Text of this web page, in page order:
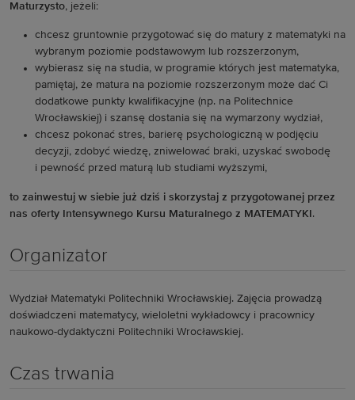
Maturzysto, jeżeli:
chcesz gruntownie przygotować się do matury z matematyki na
wybranym poziomie podstawowym lub rozszerzonym,
wybierasz się na studia, w programie których jest matematyka,
pamiętaj, że matura na poziomie rozszerzonym może dać Ci
dodatkowe punkty kwalifikacyjne (np. na Politechnice
Wrocławskiej) i szansę dostania się na wymarzony wydział,
chcesz pokonać stres, barierę psychologiczną w podjęciu
decyzji, zdobyć wiedzę, zniwelować braki, uzyskać swobodę
i pewność przed maturą lub studiami wyższymi,
to zainwestuj w siebie już dziś i skorzystaj z przygotowanej przez
nas oferty Intensywnego Kursu Maturalnego z MATEMATYKI .
Organizator
Wydział Matematyki Politechniki Wrocławskiej. Zajęcia prowadzą
doświadczeni matematycy, wieloletni wykładowcy i pracownicy
naukowo-dydaktyczni Politechniki Wrocławskiej.
Czas trwania